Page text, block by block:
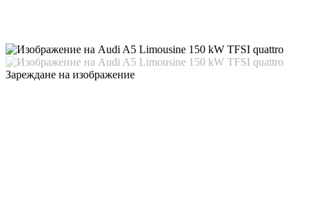
Зареждане на изображение